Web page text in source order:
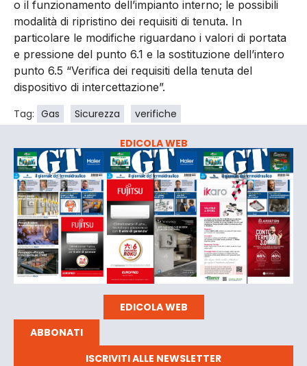
o il funzionamento dell’impianto interno; le possibili
modalità di ripristino dei requisiti di tenuta. In
particolare le modifiche riguardano i valori di portata
e pressione del punto 6.1 e la sostituzione dell’intero
punto 6.5 “Verifica dei requisiti della tenuta del
dispositivo di intercettazione”.
Tag: Gas Sicurezza verifiche
EDICOLA WEB
EDICOLA WEB
ABBONATI
ISCRIVITI ALLE NEWSLETTER